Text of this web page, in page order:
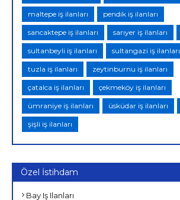
maltepe iş ilanları pendik iş ilanları
sancaktepe iş ilanları sarıyer iş ilanları
sultanbeyli iş ilanları sultangazi iş ilanları
tuzla iş ilanları zeytinburnu iş ilanları
çatalca iş ilanları çekmeköy iş ilanları
ümraniye iş ilanları üsküdar iş ilanları
şişli iş ilanları
Özel İstihdam
Bay Iş Ilanları